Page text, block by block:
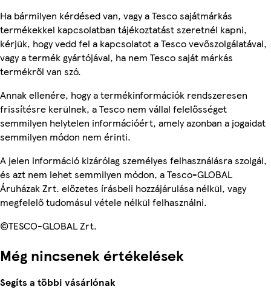
Ha bármilyen kérdésed van, vagy a Tesco sajátmárkás
termékekkel kapcsolatban tájékoztatást szeretnél kapni,
kérjük, hogy vedd fel a kapcsolatot a Tesco vevőszolgálatával,
vagy a termék gyártójával, ha nem Tesco saját márkás
termékről van szó.
Annak ellenére, hogy a termékinformációk rendszeresen
frissítésre kerülnek, a Tesco nem vállal felelősséget
semmilyen helytelen információért, amely azonban a jogaidat
semmilyen módon nem érinti.
A jelen információ kizárólag személyes felhasználásra szolgál,
és azt nem lehet semmilyen módon, a Tesco-GLOBAL
Áruházak Zrt. előzetes írásbeli hozzájárulása nélkül, vagy
megfelelő tudomásul vétele nélkül felhasználni.
©TESCO-GLOBAL Zrt.
Még nincsenek értékelések
Segíts a többi vásárlónak